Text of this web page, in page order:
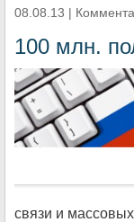
08.08.13 |
100 млн.
связи и